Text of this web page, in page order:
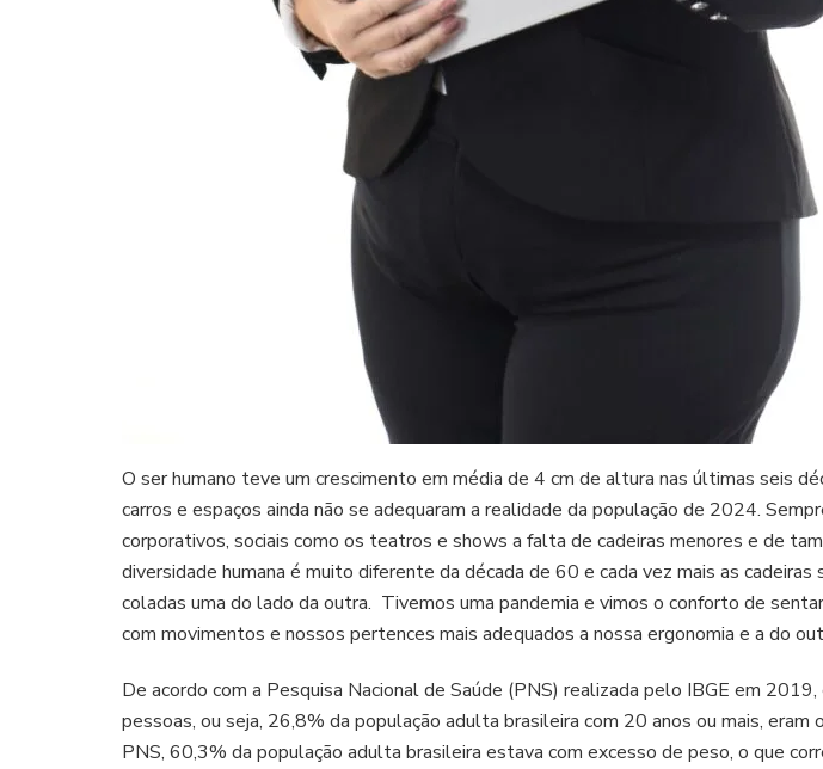
O ser humano teve um crescimento em média de 4 cm de altura nas últimas seis
carros e espaços ainda não se adequaram a realidade da população de 2024.
corporativos, sociais como os teatros e shows a falta de cadeiras menores e de
diversidade humana é muito diferente da década de 60 e cada vez mais as
coladas uma do lado da outra. Tivemos uma pandemia e vimos o conforto de
com movimentos e nossos pertences mais adequados a nossa ergonomia e a do
De acordo com a Pesquisa Nacional de Saúde (PNS) realizada pelo IBGE em
pessoas, ou seja, 26,8% da população adulta brasileira com 20 anos ou mais, eram
PNS, 60,3% da população adulta brasileira estava com excesso de peso, o que